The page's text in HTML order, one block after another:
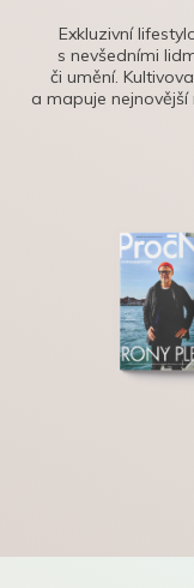
Exkluzivní
s nevšedními
či umění.
a mapuje